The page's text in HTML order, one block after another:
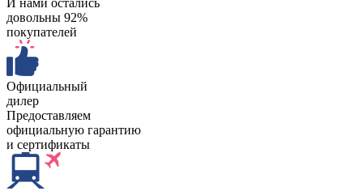
И нами остались
довольны 92%
покупателей
Официальный
дилер
Предоставляем
официальную гарантию
и сертификаты